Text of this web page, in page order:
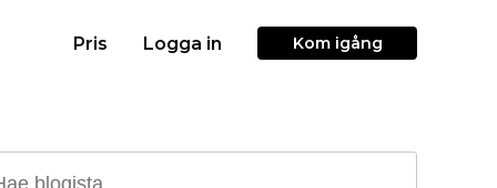
Pris Logga in Kom igång